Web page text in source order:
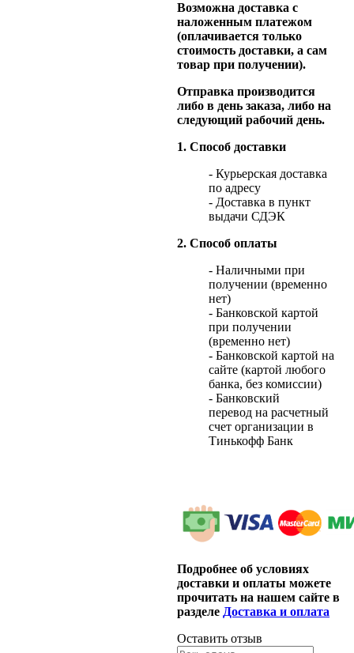
Возможна доставка с
наложенным платежом
(оплачивается только
стоимость доставки, а сам
товар при получении).
Отправка производится
либо в день заказа, либо на
следующий рабочий день.
1. Способ доставки
- Курьерская доставка
по адресу
- Доставка в пункт
выдачи СДЭК
2. Способ оплаты
- Наличными при
получении (временно
нет)
- Банковской картой
при получении
(временно нет)
- Банковской картой на
сайте (картой любого
банка, без комиссии)
- Банковский
перевод на расчетный
счет организации в
Тинькофф Банк
Подробнее об условиях
доставки и оплаты можете
прочитать на нашем сайте в
разделе Доставка и оплата
Оставить отзыв